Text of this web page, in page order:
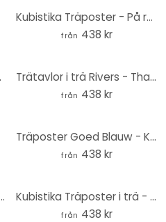
Kubistika Träposter - På resa
från 438 kr
Trätavlor i trä Rivers - Thailand
från 438 kr
Träposter Goed Blauw - Kungsfiskaren
från 438 kr
och vänner Kubistika Träposter i trä - Zugspitze
från 438 kr